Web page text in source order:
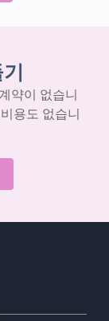
약이 없습니
용도 없습니